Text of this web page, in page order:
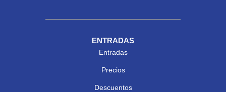
ENTRADAS
Entradas
Precios
Descuentos